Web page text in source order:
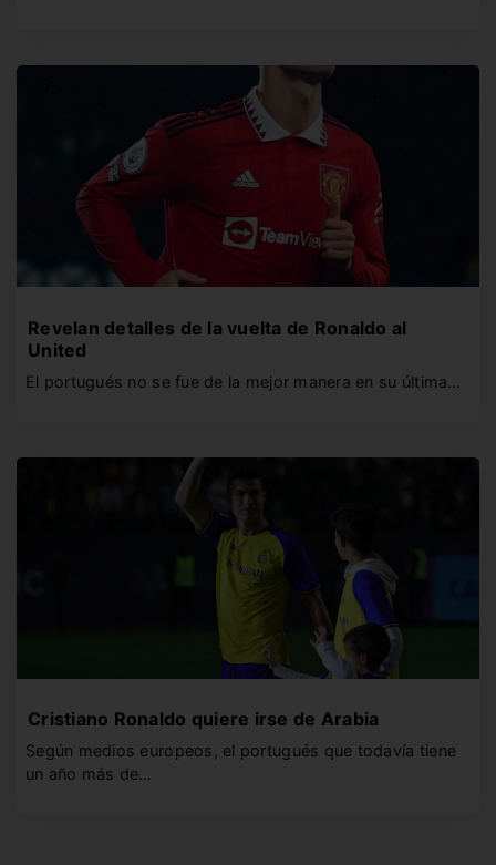
Revelan detalles de la vuelta de Ronaldo al
United
El portugués no se fue de la mejor manera en su última…
Cristiano Ronaldo quiere irse de Arabia
Según medios europeos, el portugués que todavía tiene
un año más de…